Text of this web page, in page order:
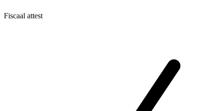
Fiscaal attest